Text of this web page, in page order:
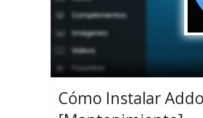
Cómo Instalar